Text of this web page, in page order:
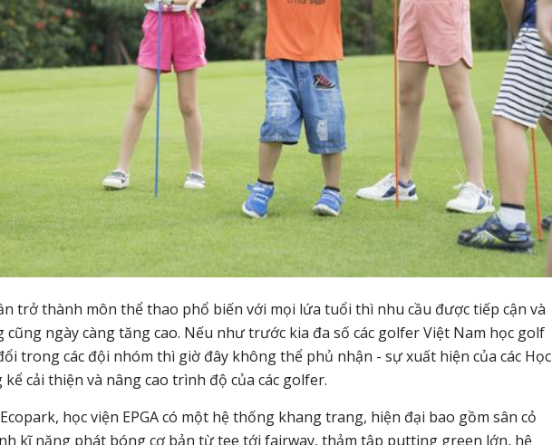
trở thành môn thể thao phổ biến với mọi lứa tuổi thì nhu cầu được tiếp cận và
ngày càng tăng cao. Nếu như trước kia đa số các golfer Việt Nam học golf
trong các đội nhóm thì giờ đây không thể phủ nhận - sự xuất hiện của các Học
cải thiện và nâng cao trình độ của các golfer.
học viện EPGA có một hệ thống khang trang, hiện đại bao gồm sân cỏ
kĩ năng phát bóng cơ bản từ tee tới fairway, thảm tập putting green lớn, hệ